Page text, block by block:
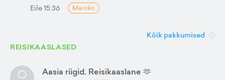
Eile 15:36 Maroko
Kõik pakkumised
REISIKAASLASED
Aasia riigid. Reisikaaslane 🫶